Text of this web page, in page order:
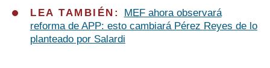
LEA TAMBIÉN:
MEF ahora observará
reforma de APP: esto cambiará Pérez Reyes de lo
planteado por Salardi